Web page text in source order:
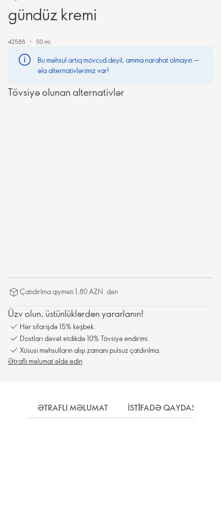
gündüz kremi
42588 50 ml.
Bu məhsul artıq mövcud deyil, amma narahat olmayın —
əla alternativlərimiz var!
Tövsiyə olunan alternativlər
Çatıdırlma qiyməti 1,80 AZN. dən
Üzv olun, üstünlüklərdən yararlanın!
Hər sifarişdə 15% keşbek.
Dostları dəvət etdikdə 10% Tövsiyə endirimi.
Xüsusi məhsulların alışı zamanı pulsuz çatdırılma.
Ətraflı məlumat əldə edin
ƏTRAFLI MƏLUMAT İSTİFADƏ QAYDASI